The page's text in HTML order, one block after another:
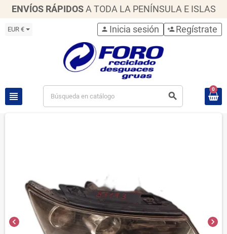
ENVÍOS RÁPIDOS A TODA LA PENÍNSULA E ISLAS
EUR €
view_headline search
person Inicia sesión person_add Regístrate
0
chevron_left chevron_right